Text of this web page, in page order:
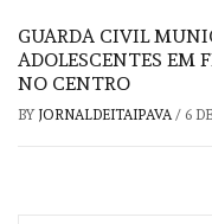
GUARDA CIVIL
ADOLESCENTES EM
NO CENTRO
BY JORNALDEITAIPAVA/ 6